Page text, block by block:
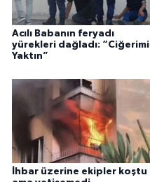
Acılı Babanın feryadı
yürekleri dağladı: “Ciğerimi
Yaktın”
İhbar üzerine ekipler koştu